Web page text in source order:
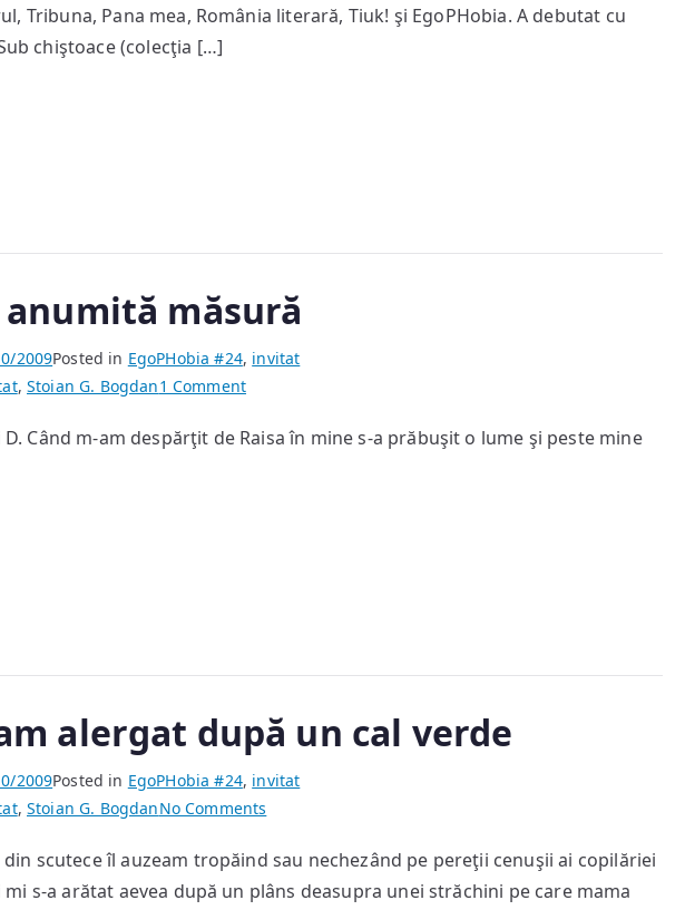
–
Tribuna, Pana mea, România literară, Tiuk! şi EgoPHobia. A debutat cu
chiştoace (colecţia […]
măsură
2009Posted in EgoPHobia #24, invitat
, Stoian G. Bogdan1 Commenton
într-
D. Când m-am despărţit de Raisa în mine s-a prăbuşit o lume şi peste mine
alergat după un cal verde
2009Posted in EgoPHobia #24, invitat
, Stoian G. BogdanNo Comments
viaţa
am
din scutece îl auzeam tropăind sau nechezând pe pereţii cenuşii ai copilăriei
s-a arătat aevea după un plâns deasupra unei străchini pe care mama